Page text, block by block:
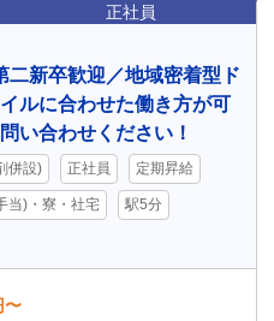
正社員
二新卒歓迎／地域密着型ド
ルに合わせた働き方が可
い合わせください！
併設) 正社員 定期昇給
当)・寮・社宅 駅5分
〜